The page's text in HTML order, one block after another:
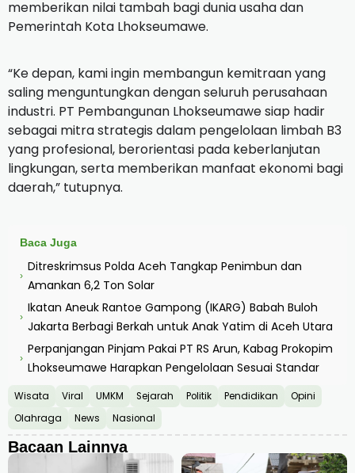
memberikan nilai tambah bagi dunia usaha dan
Pemerintah Kota Lhokseumawe.
“Ke depan, kami ingin membangun kemitraan yang
saling menguntungkan dengan seluruh perusahaan
industri. PT Pembangunan Lhokseumawe siap hadir
sebagai mitra strategis dalam pengelolaan limbah B3
yang profesional, berorientasi pada keberlanjutan
lingkungan, serta memberikan manfaat ekonomi bagi
daerah,” tutupnya.
Baca Juga
›
Ditreskrimsus Polda Aceh Tangkap Penimbun dan
Amankan 6,2 Ton Solar
›
Ikatan Aneuk Rantoe Gampong (IKARG) Babah Buloh
Jakarta Berbagi Berkah untuk Anak Yatim di Aceh Utara
›
Perpanjangan Pinjam Pakai PT RS Arun, Kabag Prokopim
Lhokseumawe Harapkan Pengelolaan Sesuai Standar
Wisata Viral UMKM Sejarah Politik Pendidikan
Opini
Olahraga
News Nasional
Bacaan Lainnya